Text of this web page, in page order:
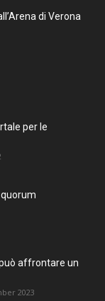
di Verona
per le
affrontare un
2023